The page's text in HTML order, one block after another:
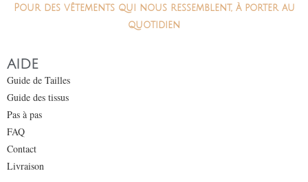
Pour des vêtements qui nous ressemblent, à porter au
quotidien
AIDE
Guide de Tailles
Guide des tissus
Pas à pas
FAQ
Contact
Livraison